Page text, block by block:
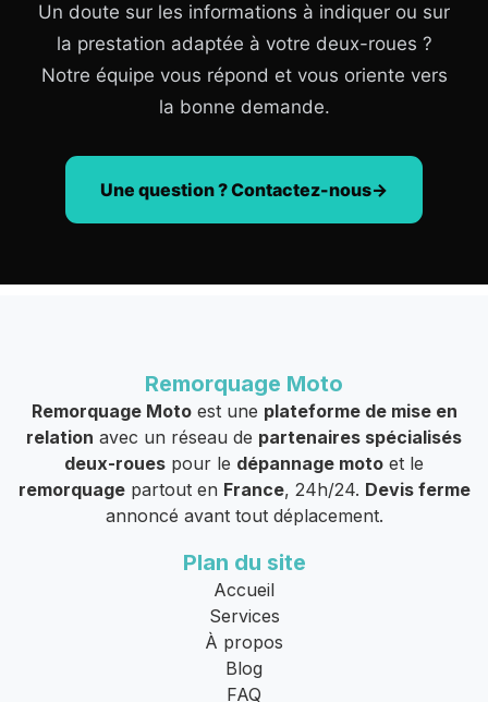
Un doute sur les informations à indiquer ou sur
la prestation adaptée à votre deux-roues ?
Notre équipe vous répond et vous oriente vers
la bonne demande.
Une question ? Contactez-nous
Remorquage Moto
Remorquage Motoest une plateforme de mise en
relation avec un réseau de partenaires spécialisés
deux-roues pour le dépannage moto et le
remorquagepartout en France, 24h/24. Devis ferme
annoncé avant tout déplacement.
Plan du site
Accueil
Services
À propos
Blog
FAQ